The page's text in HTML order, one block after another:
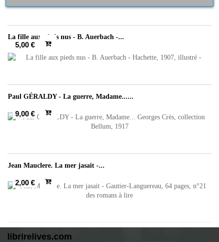
La fille aux pieds nus - B. Auerbach -...
5,00 €
Paul GÉRALDY - La guerre, Madame......
9,00 €
Jean Mauclere. La mer jasait -...
2,00 €
librirelives.com